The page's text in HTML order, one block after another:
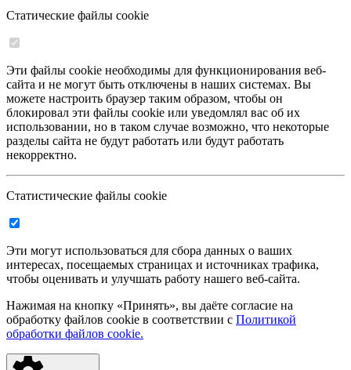
Статические файлы cookie
Эти файлы cookie необходимы для функционирования веб-
сайта и не могут быть отключены в наших системах. Вы
можете настроить браузер таким образом, чтобы он
блокировал эти файлы cookie или уведомлял вас об их
использовании, но в таком случае возможно, что некоторые
разделы сайта не будут работать или будут работать
некорректно.
Статистические файлы cookie
Эти могут использоваться для сбора данных о ваших
интересах, посещаемых страницах и источниках трафика,
чтобы оценивать и улучшать работу нашего веб-сайта.
Нажимая на кнопку «Принять», вы даёте согласие на
обработку файлов cookie в соответствии с Политикой
обработки файлов cookie.